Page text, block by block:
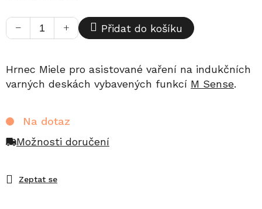
cena:
+
− Přidat do košíku
Hrnec Miele pro asistované vaření na indukčních
varných deskách vybavených funkcí M Sense.
Zeptat se
Na dotaz
Možnosti doručení